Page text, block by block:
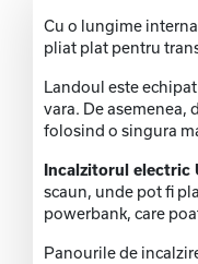
Cu o lungime
pliat plat pentru
Landoul este
vara. De
folosind o singura
Incalzitorul electric
scaun, unde pot fi
powerbank, care
Panourile de